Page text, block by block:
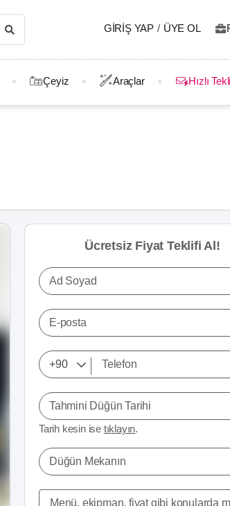
GIRIŞ YAP / ÜYE OL
Çeyiz Araçlar Hızlı
Ücretsiz Fiyat Teklifi Al!
Ad Soyad
E-posta
Tahmini Düğün Tarihi
Tarih kesin ise tıklayın.
Düğün Mekanın